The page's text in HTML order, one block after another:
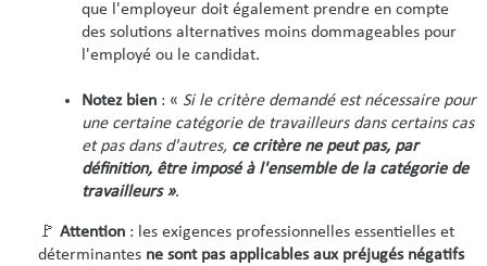
que l'employeur doit également prendre en compte
des solutions alternatives moins dommageables pour
l'employé ou le candidat.
Notez bien : « Si le critère demandé est nécessaire pour
une certaine catégorie de travailleurs dans certains cas
et pas dans d'autres, ce critère ne peut pas, par
définition, être imposé à l'ensemble de la catégorie de
travailleurs».
🚩 Attention : les exigences professionnelles essentielles et
déterminantes ne sont pas applicables aux préjugés négatifs